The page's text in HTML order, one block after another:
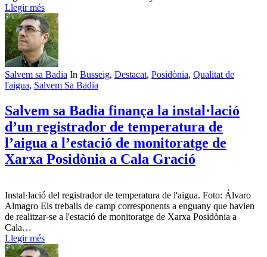
Llegir més
Salvem sa Badia In Busseig, Destacat, Posidònia, Qualitat de
l'aigua, Salvem Sa Badia
Salvem sa Badia finança la instal·lació
d’un registrador de temperatura de
l’aigua a l’estació de monitoratge de
Xarxa Posidònia a Cala Gració
Instal·lació del registrador de temperatura de l'aigua. Foto: Álvaro
Almagro Els treballs de camp corresponents a enguany que havien
de realitzar-se a l'estació de monitoratge de Xarxa Posidònia a
Cala…
Llegir més